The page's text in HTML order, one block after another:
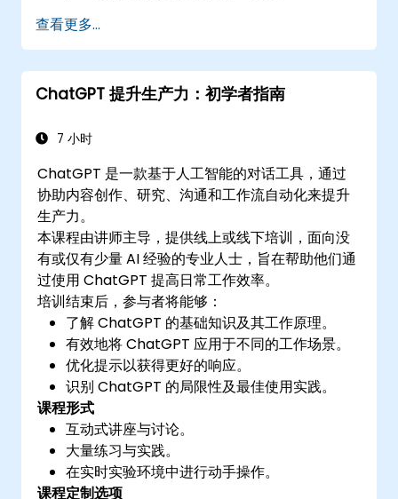
查看更多...
ChatGPT 提升生产力：初学者指南
7 小时
ChatGPT 是一款基于人工智能的对话工具，通过
协助内容创作、研究、沟通和工作流自动化来提升
生产力。
本课程由讲师主导，提供线上或线下培训，面向没
有或仅有少量 AI 经验的专业人士，旨在帮助他们通
过使用 ChatGPT 提高日常工作效率。
培训结束后，参与者将能够：
了解 ChatGPT 的基础知识及其工作原理。
有效地将 ChatGPT 应用于不同的工作场景。
优化提示以获得更好的响应。
识别 ChatGPT 的局限性及最佳使用实践。
课程形式
互动式讲座与讨论。
大量练习与实践。
在实时实验环境中进行动手操作。
课程定制选项